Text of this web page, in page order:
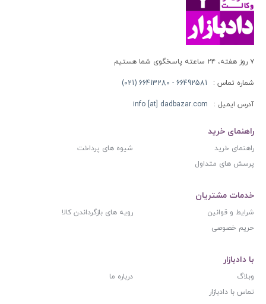
۷ روز هفته، ۲۴ ساعته پاسخگوی شما هستیم
شماره تماس : 66492581 - 66413280 (021)
آدرس ایمیل : info [at] dadbazar.com
راهنمای خرید
راهنمای خرید
شیوه های پرداخت
پرسش های متداول
خدمات مشتریان
شرایط و قوانین
رویه های بازگرداندن کالا
حریم خصوصی
با دادبازار
وبلاگ
درباره ما
تماس با دادبازار